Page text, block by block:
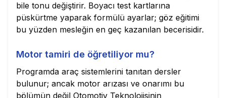
bile tonu değiştirir. Boyacı test kartlarına
püskürtme yaparak formülü ayarlar; göz eğitimi
bu yüzden mesleğin en geç kazanılan becerisidir.
Motor tamiri de öğretiliyor mu?
Programda araç sistemlerini tanıtan dersler
bulunur; ancak motor arızası ve onarımı bu
bölümün değil Otomotiv Teknolojisinin